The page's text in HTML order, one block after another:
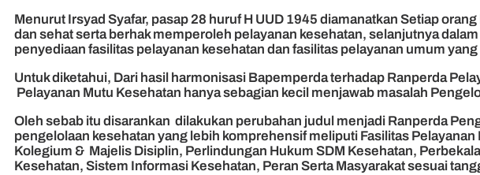
Menurut Irsyad Syafar, pasap 28 huruf H UUD 1945 diamanatkan Setiap
dan sehat serta berhak memperoleh pelayanan kesehatan, selanjutnya
penyediaan fasilitas pelayanan kesehatan dan fasilitas pelayanan umum yang
Untuk diketahui, Dari hasil harmonisasi Bapemperda terhadap Ranperda
Pelayanan Mutu Kesehatan hanya sebagian kecil menjawab masalah
Oleh sebab itu disarankan dilakukan perubahan judul menjadi Ranperda
pengelolaan kesehatan yang lebih komprehensif meliputi Fasilitas
Kolegium & Majelis Disiplin, Perlindungan Hukum SDM Kesehatan,
Kesehatan, Sistem Informasi Kesehatan, Peran Serta Masyarakat sesuai